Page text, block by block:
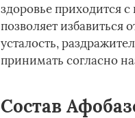
здоровье приходится
позволяет избавиться
усталость,
принимать согласно
Состав